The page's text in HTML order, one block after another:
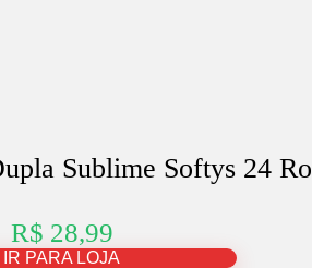
Sublime Softys 24
R$ 28,99
IR PARA LOJA